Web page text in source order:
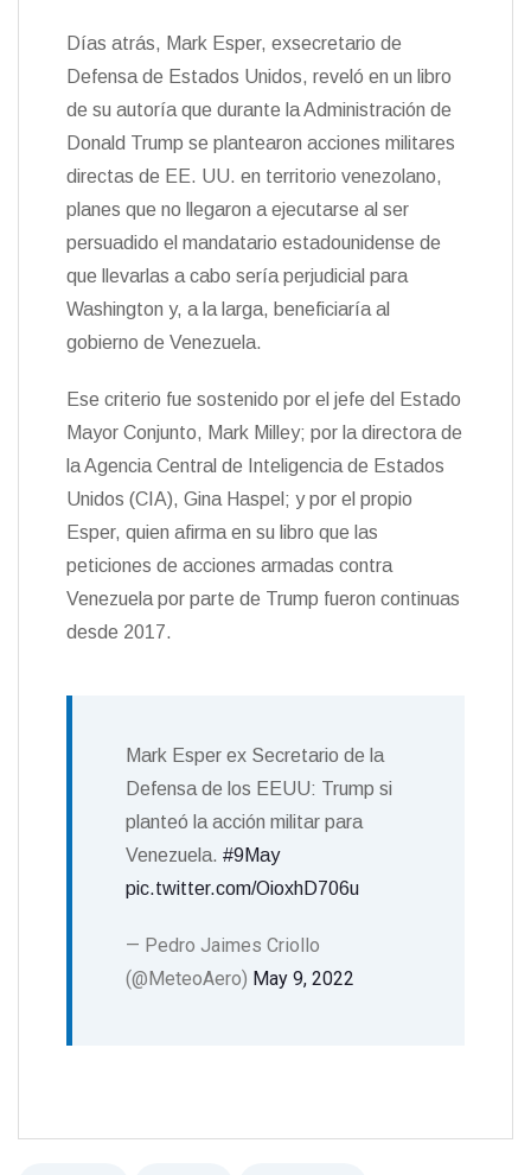
Días atrás, Mark Esper, exsecretario de
Defensa de Estados Unidos, reveló en un libro
de su autoría que durante la Administración de
Donald Trump se plantearon acciones militares
directas de EE. UU. en territorio venezolano,
planes que no llegaron a ejecutarse al ser
persuadido el mandatario estadounidense de
que llevarlas a cabo sería perjudicial para
Washington y, a la larga, beneficiaría al
gobierno de Venezuela.
Ese criterio fue sostenido por el jefe del Estado
Mayor Conjunto, Mark Milley; por la directora de
la Agencia Central de Inteligencia de Estados
Unidos (CIA), Gina Haspel; y por el propio
Esper, quien afirma en su libro que las
peticiones de acciones armadas contra
Venezuela por parte de Trump fueron continuas
desde 2017.
Mark Esper ex Secretario de la
Defensa de los EEUU: Trump si
planteó la acción militar para
Venezuela. #9May
pic.twitter.com/OioxhD706u
— Pedro Jaimes Criollo
(@MeteoAero) May 9, 2022